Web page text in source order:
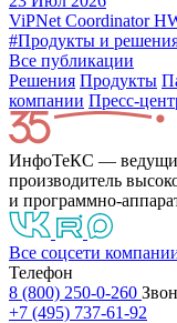
ViPNet Coordinator
#Продукты и
Все публикации
Решения Продукты
компании Пресс-
ИнфоТеКС — ведущий
производитель
и программно-
Все соцсети
Телефон
8 (800) 250-0-260
+7 (495) 737-61-92